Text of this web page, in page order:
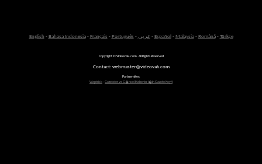
English - Bahasa Indonesia- Français - Português - عربى- Español - Malaysia- Română- Türkçe
Copyright © Videovak.com. All Rights Reserved
Contact: webmaster@videovak.com
Partner sites:
Waptrick-Gazeteler ve G�ncel Haberler i�in Gazete Keyfi